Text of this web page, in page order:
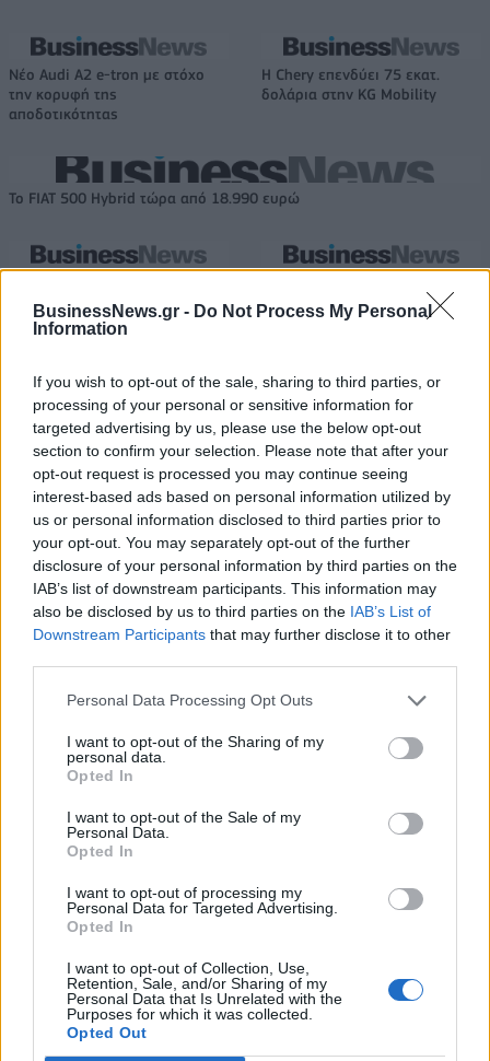
BusinessNews.gr - Do Not Process My Personal
Information
If you wish to opt-out of the sale, sharing to third parties, or
processing of your personal or sensitive information for
targeted advertising by us, please use the below opt-out
section to confirm your selection. Please note that after your
opt-out request is processed you may continue seeing
interest-based ads based on personal information utilized by
us or personal information disclosed to third parties prior to
your opt-out. You may separately opt-out of the further
disclosure of your personal information by third parties on the
IAB’s list of downstream participants. This information may
also be disclosed by us to third parties on the IAB’s List of
Downstream Participants that may further disclose it to other
Personal Data Processing Opt Outs
I want to opt-out of the Sharing of my
personal data.
Opted In
I want to opt-out of the Sale of my
Personal Data.
Opted In
I want to opt-out of processing my
Personal Data for Targeted Advertising.
Opted In
I want to opt-out of Collection, Use,
Retention, Sale, and/or Sharing of my
Personal Data that Is Unrelated with the
Purposes for which it was collected.
Opted Out
Νέο Audi A2 e-tron με στόχο
την κορυφή της
αποδοτικότητας
Η Chery επενδύει 75 εκατ.
δολάρια στην KG Mobility
Το FIAT 500 Hybrid τώρα από 18.990 ευρώ
κατακτήσω το ΝΒΑ Europe με τη
Βιλερμπάν – Το πλάνο της
ομάδας μένει ίδιο»
Με Κέιτλιν Κλαρκ η δωδεκάδα
των ΗΠΑ
HELLENiQ ENERGY: Κέρδη 393 εκατ. ευρώ στο α' εξάμηνο – Στα 734
εκατ. ευρώ τα EBITDA
Viohalco: Αυξημένος κατά 14%
ο τζίρος στο α' εξάμηνο, στα 4,3
δισ. ευρώ – Στα 446 εκατ. ευρώ
τα EBITDA
ΥΠΕΘΟΟ: Νέες επενδύσεις 1
δισ. ευρώ ως το 2028 για την
Ενέργεια
Η συμφωνία Arval-Athlon αναδιαμορφώνει την αγορά leasing
VW: Η δύσκολη εξίσωση της
FTSE4Good
Alpha Bank: Για πρώτη φορά το Αρχαίο Θέατρο Επιδαύρου άνοιξε τις
πύλες του σε όλους
ESG Report 2025: Πώς η ΑΒ Βασιλόπουλος μετατρέπει τη
βιωσιμότητα σε καθημερινή πράξη